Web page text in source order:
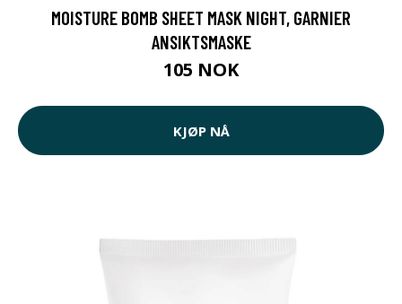
MOISTURE BOMB SHEET MASK NIGHT, GARNIER
ANSIKTSMASKE
105 NOK
KJØP NÅ